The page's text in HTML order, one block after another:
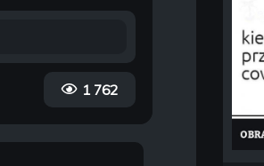
1 762